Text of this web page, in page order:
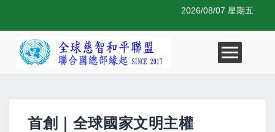
2026/08/07 星期五
首創｜全球國家文明主權